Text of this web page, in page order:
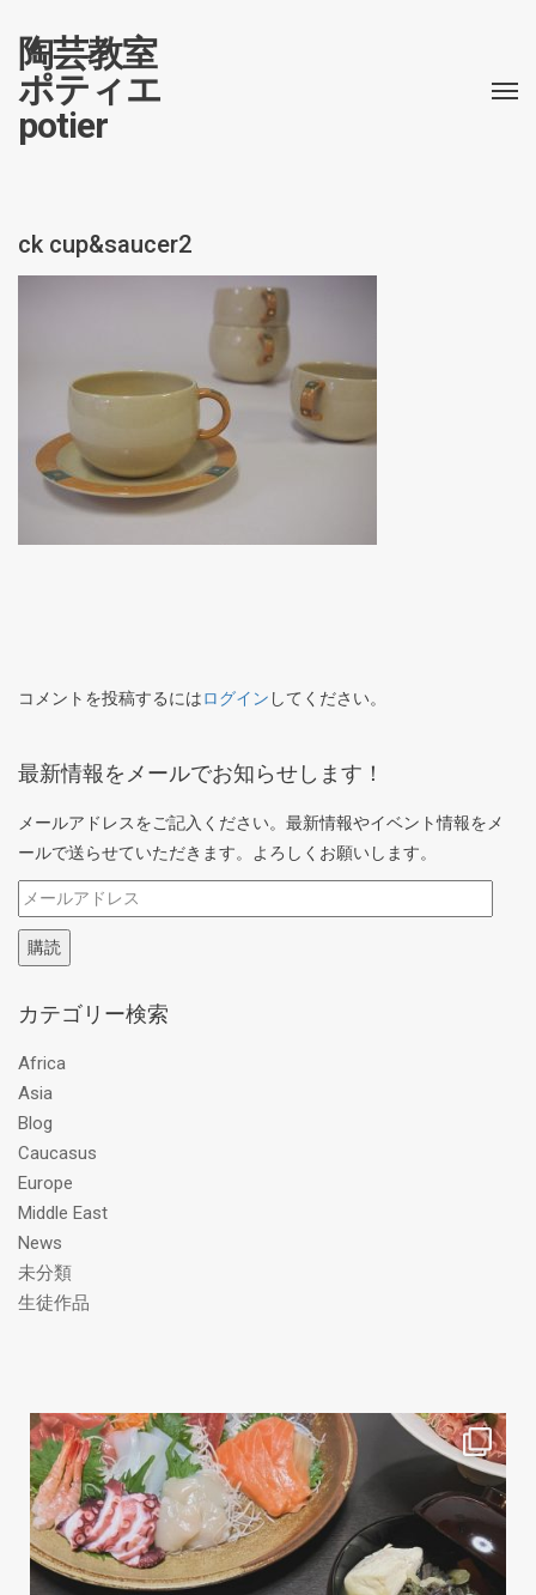
陶芸教室
ポティエ
potier
ck cup&saucer2
コメントを投稿するにはログイン してください。
最新情報をメールでお知らせします！
メールアドレスをご記入ください。最新情報やイベント情報をメ
ールで送らせていただきます。よろしくお願いします。
メ
ー
ル
ド
ス
購読
カテゴリー検索
Africa
Asia
Blog
Caucasus
Europe
Middle East
News
未分類
生徒作品